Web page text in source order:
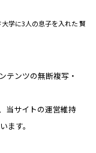
大学に3人の息子を入れた 賢
テンツの無断複写・
当サイトの運営維持
ます。